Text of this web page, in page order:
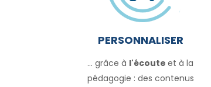
PERSONNALISER
... grâce à l'écoute et à la
pédagogie : des contenus